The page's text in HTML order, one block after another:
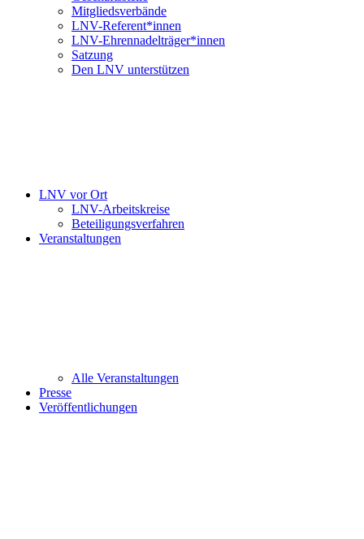
Mitgliedsverbände
LNV-Referent*innen
LNV-Ehrennadelträger*innen
Satzung
Den LNV unterstützen
LNV vor Ort
LNV-Arbeitskreise
Beteiligungsverfahren
Veranstaltungen
Alle Veranstaltungen
Presse
Veröffentlichungen